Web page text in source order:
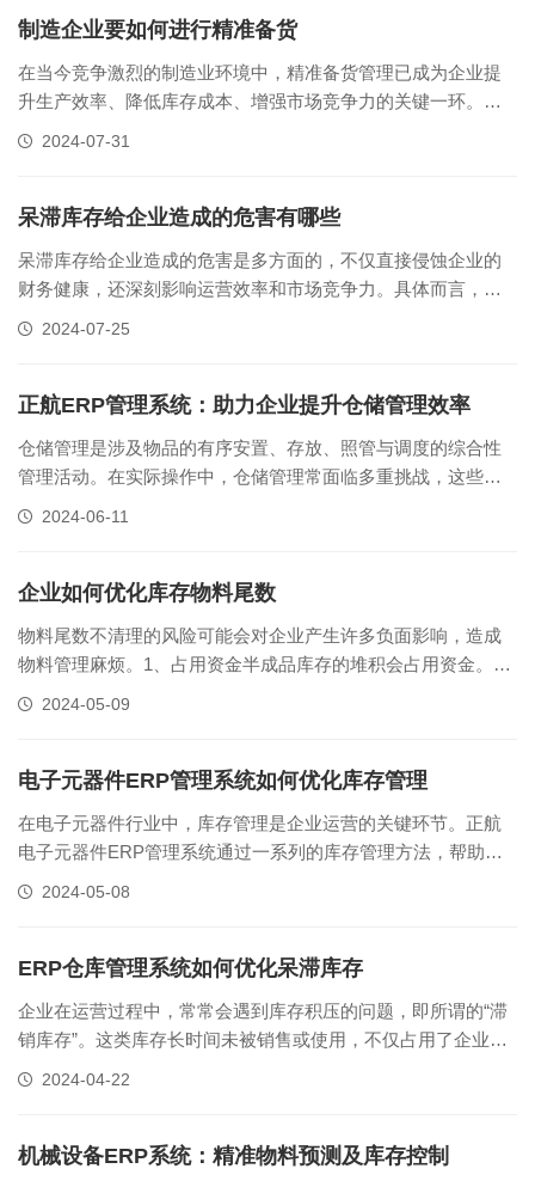
的原因及解决方法。一、库存......
制造企业要如何进行精准备货
在当今竞争激烈的制造业环境中，精准备货管理已成为企业提
升生产效率、降低库存成本、增强市场竞争力的关键一环。然
而，传统的手工备料模式，如纸质单据流转、人工核对库存、
货。传统备货模式的挑战制造企业......
2024-07-31
呆滞库存给企业造成的危害有哪些
呆滞库存给企业造成的危害是多方面的，不仅直接侵蚀企业的
财务健康，还深刻影响运营效率和市场竞争力。具体而言，其
危害体现在以下几个方面：1、资金占用与流动性降低：呆滞库
制约了企业的资金周转和扩张能......
2024-07-25
正航ERP管理系统：助力企业提升仓储管理效率
仓储管理是涉及物品的有序安置、存放、照管与调度的综合性
管理活动。在实际操作中，仓储管理常面临多重挑战，这些挑
战主要包括：空间优化挑战：仓库空间作为稀缺资源，如何高
间优化策略，如重新规划仓库布局......
2024-06-11
企业如何优化库存物料尾数
物料尾数不清理的风险可能会对企业产生许多负面影响，造成
物料管理麻烦。1、占用资金半成品库存的堆积会占用资金。这
些库存不仅增加了企业的存储成本，还可能导致资金周转困
清理而增高。如果企业使用错误......
2024-05-09
电子元器件ERP管理系统如何优化库存管理
在电子元器件行业中，库存管理是企业运营的关键环节。正航
电子元器件ERP管理系统通过一系列的库存管理方法，帮助企
业优化库存管理，提升库存周转率，增强仓储效率，从而实现
务人员在查询时实时了解实际......
2024-05-08
ERP仓库管理系统如何优化呆滞库存
企业在运营过程中，常常会遇到库存积压的问题，即所谓的“滞
销库存”。这类库存长时间未被销售或使用，不仅占用了企业的
资金和仓储资源，还可能增加企业的运营成本和风险。因此，
速。由于不同部门间通常通过发......
2024-04-22
机械设备ERP系统：精准物料预测及库存控制